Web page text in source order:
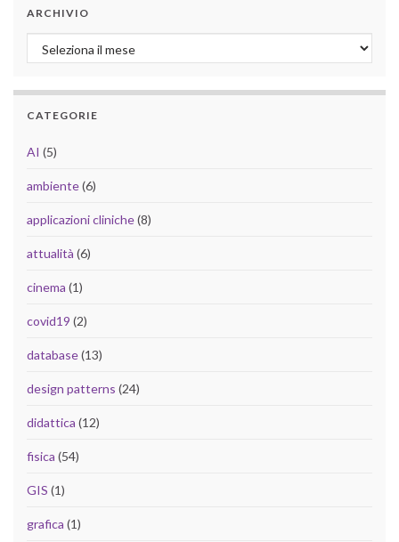
ARCHIVIO
Archivio
CATEGORIE
AI (5)
ambiente(6)
applicazioni cliniche(8)
attualità (6)
cinema (1)
covid19 (2)
database(13)
design patterns (24)
didattica (12)
fisica (54)
GIS (1)
grafica (1)